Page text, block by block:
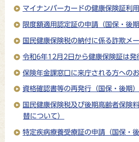
マイナンバーカードの健康保険証利
限度額適用認定証の申請（国保・後期
国民健康保険税の納付に係る詐欺メ
令和6年12月2日から健康保険証は発
保険年金課窓口に来庁される方への
資格確認書等の再発行（国保・後期）
国民健康保険税及び後期高齢者保険
替について）
特定疾病療養受療証の申請（国保・後